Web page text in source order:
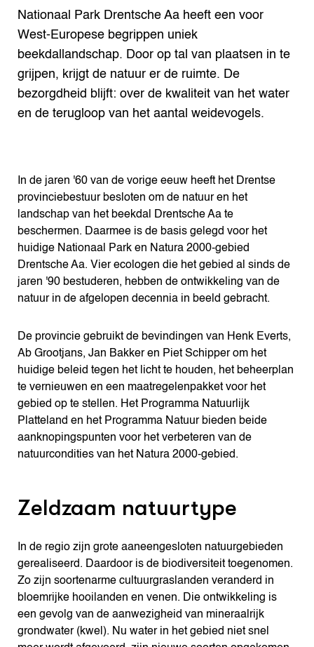
Nationaal Park Drentsche Aa heeft een voor
West-Europese begrippen uniek
beekdallandschap. Door op tal van plaatsen in te
grijpen, krijgt de natuur er de ruimte. De
bezorgdheid blijft: over de kwaliteit van het water
en de terugloop van het aantal weidevogels.
In de jaren '60 van de vorige eeuw heeft het Drentse
provinciebestuur besloten om de natuur en het
landschap van het beekdal Drentsche Aa te
beschermen. Daarmee is de basis gelegd voor het
huidige Nationaal Park en Natura 2000-gebied
Drentsche Aa. Vier ecologen die het gebied al sinds de
jaren '90 bestuderen, hebben de ontwikkeling van de
natuur in de afgelopen decennia in beeld gebracht.
De provincie gebruikt de bevindingen van Henk Everts,
Ab Grootjans, Jan Bakker en Piet Schipper om het
huidige beleid tegen het licht te houden, het beheerplan
te vernieuwen en een maatregelenpakket voor het
gebied op te stellen. Het Programma Natuurlijk
Platteland en het Programma Natuur bieden beide
aanknopingspunten voor het verbeteren van de
natuurcondities van het Natura 2000-gebied.
Zeldzaam natuurtype
In de regio zijn grote aaneengesloten natuurgebieden
gerealiseerd. Daardoor is de biodiversiteit toegenomen.
Zo zijn soortenarme cultuurgraslanden veranderd in
bloemrijke hooilanden en venen. Die ontwikkeling is
een gevolg van de aanwezigheid van mineraalrijk
grondwater (kwel). Nu water in het gebied niet snel